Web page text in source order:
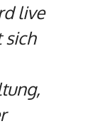
live
sich